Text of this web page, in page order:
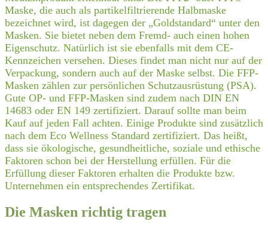
Maske, die auch als partikelfiltrierende Halbmaske
bezeichnet wird, ist dagegen der „Goldstandard“ unter den
Masken. Sie bietet neben dem Fremd- auch einen hohen
Eigenschutz. Natürlich ist sie ebenfalls mit dem CE-
Kennzeichen versehen. Dieses findet man nicht nur auf der
Verpackung, sondern auch auf der Maske selbst. Die FFP-
Masken zählen zur persönlichen Schutzausrüstung (PSA).
Gute OP- und FFP-Masken sind zudem nach DIN EN
14683 oder EN 149 zertifiziert. Darauf sollte man beim
Kauf auf jeden Fall achten. Einige Produkte sind zusätzlich
nach dem Eco Wellness Standard zertifiziert. Das heißt,
dass sie ökologische, gesundheitliche, soziale und ethische
Faktoren schon bei der Herstellung erfüllen. Für die
Erfüllung dieser Faktoren erhalten die Produkte bzw.
Unternehmen ein entsprechendes Zertifikat.
Die Masken richtig tragen